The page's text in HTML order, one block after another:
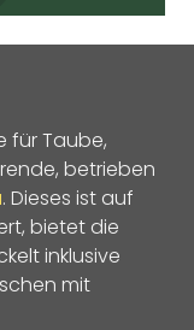
für Taube,
betrieben
. Dieses ist auf
bietet die
inklusive
mit